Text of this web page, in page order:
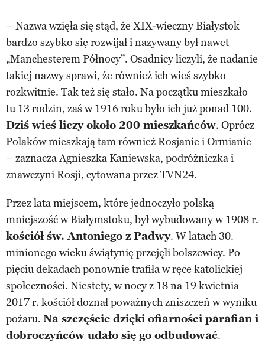
– Nazwa wzięła się stąd, że XIX-wieczny Białystok
bardzo szybko się rozwijał i nazywany był nawet
„Manchesterem Północy”. Osadnicy liczyli, że nadanie
takiej nazwy sprawi, że również ich wieś szybko
rozkwitnie. Tak też się stało. Na początku mieszkało
tu 13 rodzin, zaś w 1916 roku było ich już ponad 100.
Dziś wieś liczy około 200 mieszkańców. Oprócz
Polaków mieszkają tam również Rosjanie i Ormianie
– zaznacza Agnieszka Kaniewska, podróżniczka i
znawczyni Rosji, cytowana przez TVN24.
Przez lata miejscem, które jednoczyło polską
mniejszość w Białymstoku, był wybudowany w 1908 r.
kościół św. Antoniego z Padwy. W latach 30.
minionego wieku świątynię przejęli bolszewicy. Po
pięciu dekadach ponownie trafiła w ręce katolickiej
społeczności. Niestety, w nocy z 18 na 19 kwietnia
2017 r. kościół doznał poważnych zniszczeń w wyniku
pożaru. Na szczęście dzięki ofiarności parafian i
dobroczyńców udało się go odbudować.